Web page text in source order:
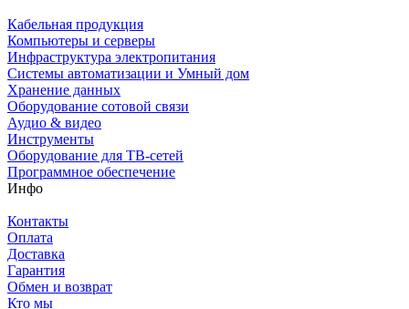
Кабельная продукция
Компьютеры и серверы
Инфраструктура электропитания
Системы автоматизации и Умный дом
Хранение данных
Оборудование сотовой связи
Аудио & видео
Инструменты
Оборудование для ТВ-сетей
Программное обеспечение
Инфо
Контакты
Оплата
Доставка
Гарантия
Обмен и возврат
Кто мы